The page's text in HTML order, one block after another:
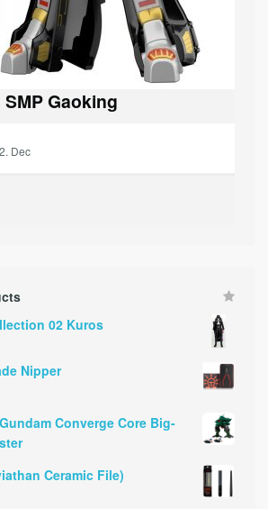
Gaoking
Dec
02 Kuros
Nipper
Converge Core Big-
Ceramic File)